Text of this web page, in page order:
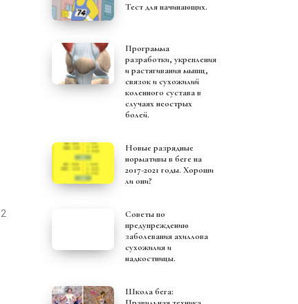
2
Тест для начинающих.
Программа
разработки, укрепления
и растягивания мышц,
связок и сухожилий
коленного сустава в
случаях неострых
болей.
Новые разрядные
нормативы в беге на
2017-2021 годы. Хороши
ли они?
Советы по
предупреждению
заболевания ахиллова
сухожилия и
надкостницы.
Школа бега: